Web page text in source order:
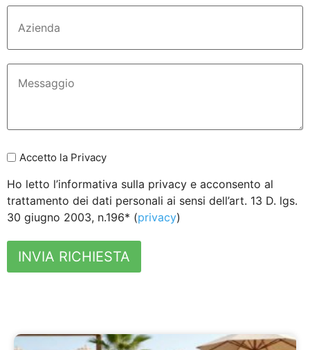
Accetto la Privacy
Ho letto l’informativa sulla privacy e acconsento al
trattamento dei dati personali ai sensi dell’art. 13 D. lgs.
30 giugno 2003, n.196* (privacy)
INVIA RICHIESTA